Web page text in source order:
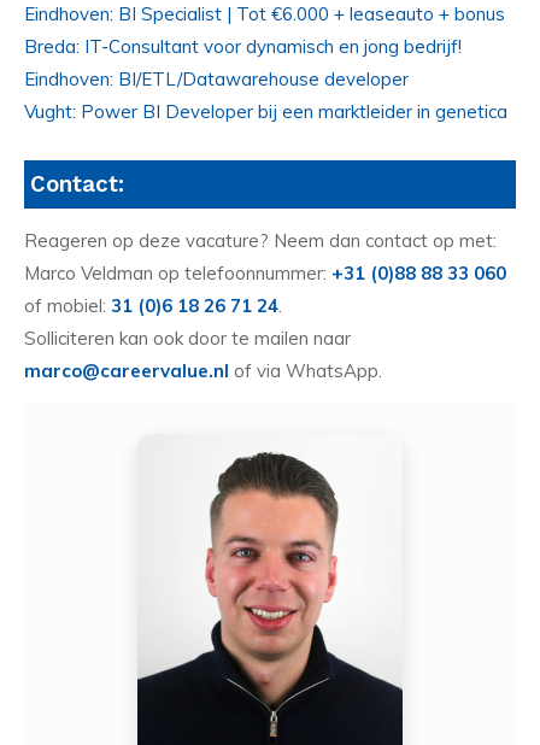
Eindhoven: BI Specialist | Tot €6.000 + leaseauto + bonus
Breda: IT-Consultant voor dynamisch en jong bedrijf!
Eindhoven: BI/ETL/Datawarehouse developer
Vught: Power BI Developer bij een marktleider in genetica
Contact:
Reageren op deze vacature? Neem dan contact op met:
Marco Veldman op telefoonnummer: +31 (0)88 88 33 060
of mobiel: 31 (0)6 18 26 71 24.
Solliciteren kan ook door te mailen naar
marco@careervalue.nl of via WhatsApp.